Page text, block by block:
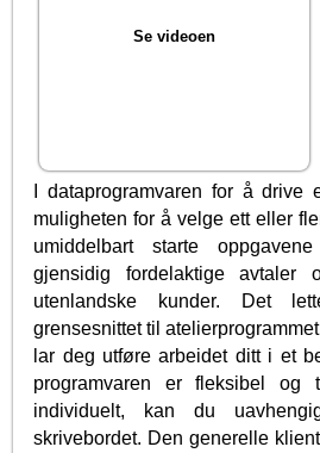
Se videoen
I dataprogramvaren for å drive
muligheten for å velge ett eller
umiddelbart starte
gjensidig fordelaktige avtaler
utenlandske kunder. Det
grensesnittet til
lar deg utføre arbeidet ditt i et
programvaren er fleksibel og
individuelt, kan du
skrivebordet. Den generelle